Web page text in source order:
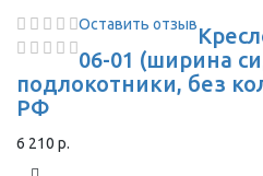
Оставить отзыв
06-01 (ширина
подлокотники, без
РФ
6 210 р.